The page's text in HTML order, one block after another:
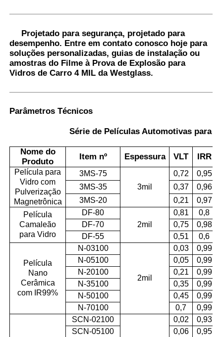
Projetado para segurança, projetado para
desempenho. Entre em contato conosco hoje para
soluções personalizadas, guias de instalação ou
amostras do Filme à Prova de Explosão para
Vidros de Carro 4 MIL da Westglass.
Parâmetros Técnicos
Série de Películas Automotivas para
Nome do
Produto
Item nº Espessura VLT IRR
Película para
Vidro com
Pulverização
Magnetrônica
3MS-75
3mil
0,72
0,95
3MS-35 0,37
0,96
3MS-20
0,21
0,97
Película
Camaleão
para Vidro
DF-80
2mil
0,81
0,8
DF-70 0,75
0,98
DF-55
0,51 0,6
Película
Nano
Cerâmica
com IR99%
N-03100
2mil
0,03 0,99
N-05100 0,05
0,99
N-20100
0,21
0,99
N-35100
0,35
0,99
N-50100
0,45
0,99
N-70100
0,7 0,99
SCN-02100 0,02 0,93
SCN-05100 0,06
0,95